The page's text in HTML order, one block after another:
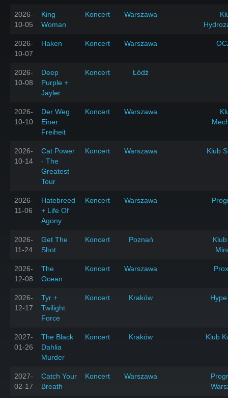
2026-
10-05
King
Woman
Koncert Warszawa
2026-
10-07
Haken Koncert Warszawa
2026-
10-08
Deep
Purple +
Jayler
Koncert Łódź
2026-
10-10
Der Weg
Einer
Freiheit
Koncert Warszawa
2026-
10-14
Cat Power
- The
Greatest
Tour
Koncert Warszawa Klub
2026-
11-06
Hatebreed
+ Life Of
Agony
Koncert Warszawa
2026-
11-24
Get The
Shot
Koncert Poznań
2026-
12-08
The
Ocean
Koncert Warszawa
2026-
12-17
Tyr +
Twilight
Force
Koncert Kraków
2027-
01-26
The Black
Dahlia
Murder
Koncert Kraków Klub
2027-
02-17
Catch Your
Breath
Koncert Warszawa